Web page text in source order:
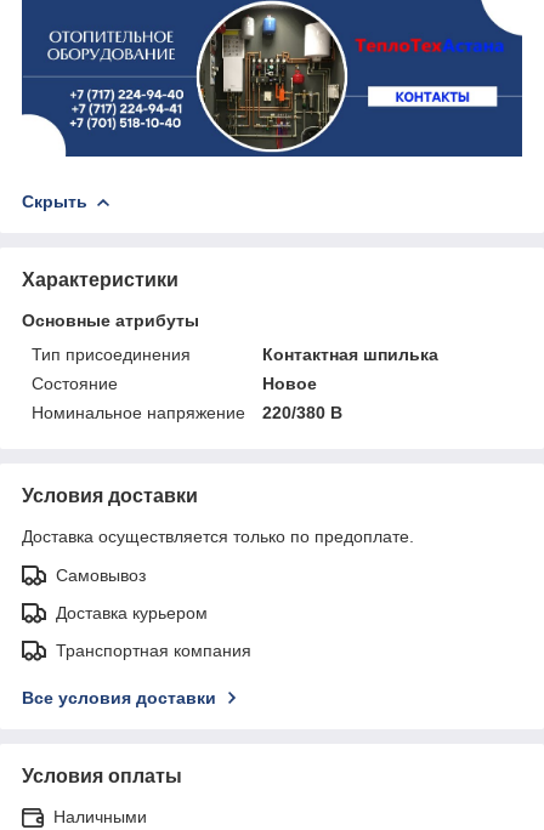
Скрыть
Характеристики
Основные атрибуты
Тип присоединения
Контактная шпилька
Состояние
Новое
Номинальное напряжение
220/380 В
Условия доставки
Доставка осуществляется только по предоплате.
Самовывоз
Доставка курьером
Транспортная компания
Все условия доставки
Условия оплаты
Наличными